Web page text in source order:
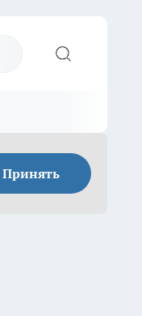
Принять